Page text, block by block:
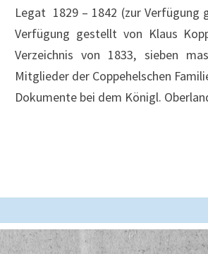
Legat 1829 – 1842 (zur Verfügung
Verfügung gestellt von Klaus
Verzeichnis von 1833, sieben
Mitglieder der Coppehelschen
Dokumente bei dem Königl.